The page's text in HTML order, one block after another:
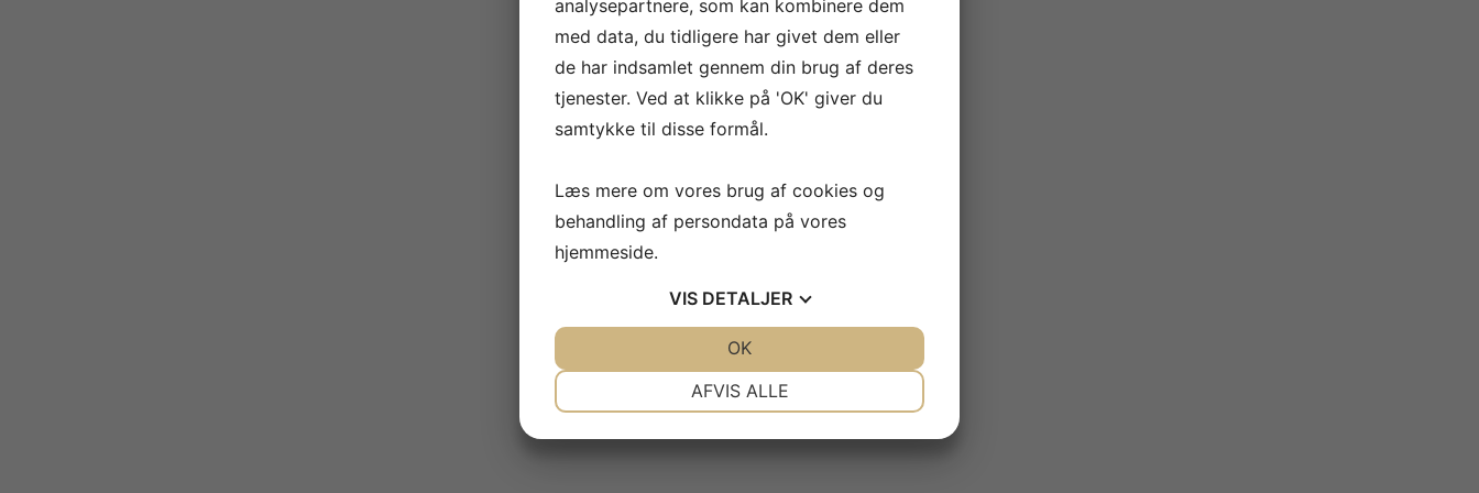
analysepartnere, som kan kombinere dem
med data, du tidligere har givet dem eller
de har indsamlet gennem din brug af deres
tjenester. Ved at klikke på 'OK' giver du
samtykke til disse formål.
Læs mere om vores brug af cookies og
behandling af persondata på vores
hjemmeside.
VIS DETALJER
AFVIS ALLE
OK